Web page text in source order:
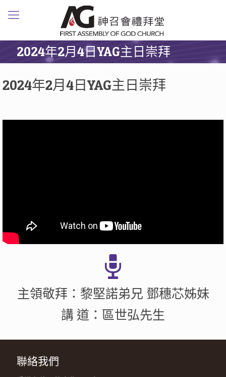
2024年2月4日YAG主日崇拜
2024年2月4日YAG主日崇拜
主領敬拜：黎堅諾弟兄 鄧穗芯姊妹
講 道：區世弘先生
聯絡我們